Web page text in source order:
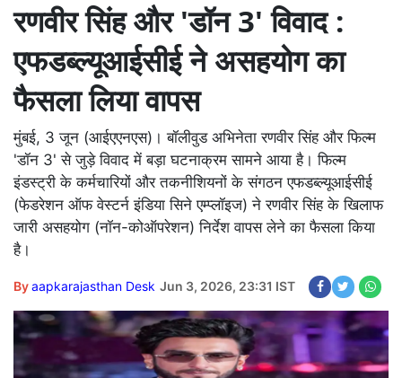
रणवीर सिंह और 'डॉन 3' विवाद :
एफडब्ल्यूआईसीई ने असहयोग का
फैसला लिया वापस
मुंबई, 3 जून (आईएएनएस)। बॉलीवुड अभिनेता रणवीर सिंह और फिल्म
'डॉन 3' से जुड़े विवाद में बड़ा घटनाक्रम सामने आया है। फिल्म
इंडस्ट्री के कर्मचारियों और तकनीशियनों के संगठन एफडब्ल्यूआईसीई
(फेडरेशन ऑफ वेस्टर्न इंडिया सिने एम्प्लॉइज) ने रणवीर सिंह के खिलाफ
जारी असहयोग (नॉन-कोऑपरेशन) निर्देश वापस लेने का फैसला किया
है।
Byaapkarajasthan Desk Jun 3, 2026, 23:31 IST